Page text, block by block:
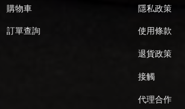
購物車
訂單查詢
隱私政策
使用條款
退貨政策
接觸
代理合作